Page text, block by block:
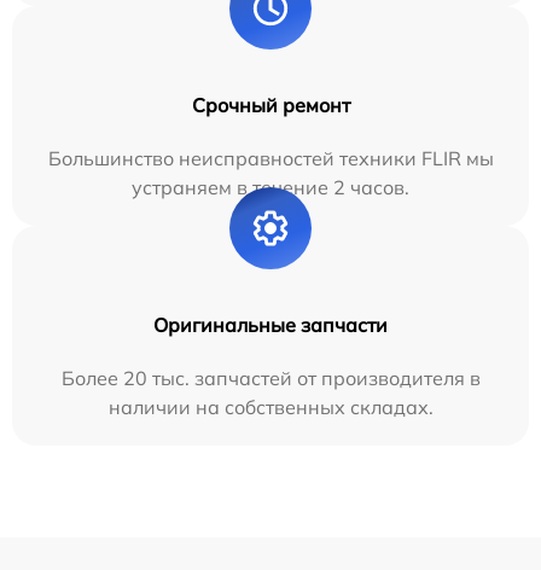
Срочный ремонт
Большинство неисправностей техники FLIR мы
устраняем в течение 2 часов.
Оригинальные запчасти
Более 20 тыс. запчастей от производителя в
наличии на собственных складах.